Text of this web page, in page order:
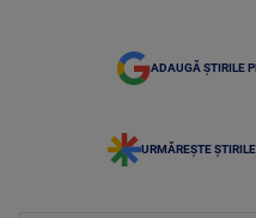
ADAUGĂ ȘTIRILE
URMĂREȘTE